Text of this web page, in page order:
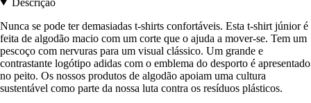
Nunca se pode ter demasiadas t-shirts confortáveis. Esta t-shirt júnior é
feita de algodão macio com um corte que o ajuda a mover-se. Tem um
pescoço com nervuras para um visual clássico. Um grande e
contrastante logótipo adidas com o emblema do desporto é apresentado
no peito. Os nossos produtos de algodão apoiam uma cultura
sustentável como parte da nossa luta contra os resíduos plásticos.